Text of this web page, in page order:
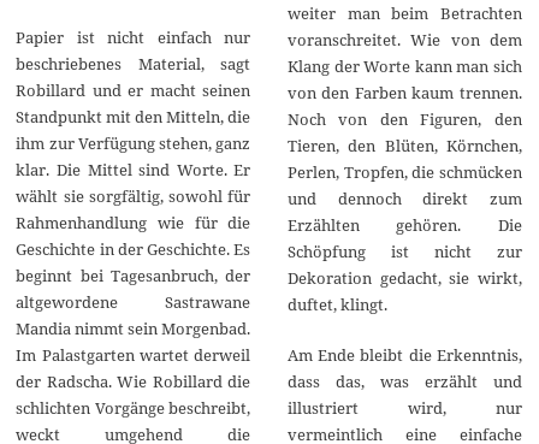
Papier ist nicht einfach nur
beschriebenes Material, sagt
Robillard und er macht seinen
Standpunkt mit den Mitteln, die
ihm zur Verfügung stehen, ganz
klar. Die Mittel sind Worte. Er
wählt sie sorgfältig, sowohl für
Rahmenhandlung wie für die
Geschichte in der Geschichte. Es
beginnt bei Tagesanbruch, der
altgewordene Sastrawane
Mandia nimmt sein Morgenbad.
Im Palastgarten wartet derweil
der Radscha. Wie Robillard die
schlichten Vorgänge beschreibt,
weckt umgehend die
weiter man beim Betrachten
voranschreitet. Wie von dem
Klang der Worte kann man sich
von den Farben kaum trennen.
Noch von den Figuren, den
Tieren, den Blüten, Körnchen,
Perlen, Tropfen, die schmücken
und dennoch direkt zum
Erzählten gehören. Die
Schöpfung ist nicht zur
Dekoration gedacht, sie wirkt,
duftet, klingt.
Am Ende bleibt die Erkenntnis,
dass das, was erzählt und
illustriert wird, nur
vermeintlich eine einfache